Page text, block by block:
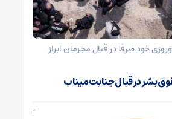
خود صرفا در قبال مجرمان ابراز
بشر در قبال جنایت میناب